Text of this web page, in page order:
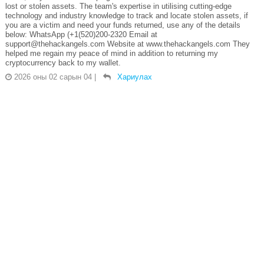
lost or stolen assets. The team's expertise in utilising cutting-edge
technology and industry knowledge to track and locate stolen assets, if
you are a victim and need your funds returned, use any of the details
below: WhatsApp (+1(520)200-2320 Email at
support@thehackangels.com Website at www.thehackangels.com They
helped me regain my peace of mind in addition to returning my
cryptocurrency back to my wallet.
2026 оны 02 сарын 04
Хариулах